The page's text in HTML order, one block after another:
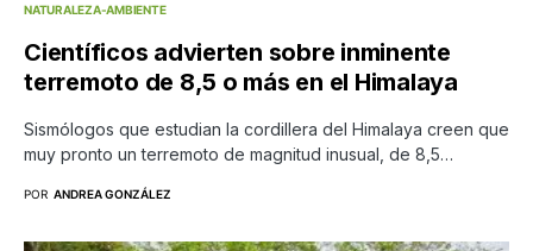
NATURALEZA-AMBIENTE
Científicos advierten sobre inminente
terremoto de 8,5 o más en el Himalaya
Sismólogos que estudian la cordillera del Himalaya creen que
muy pronto un terremoto de magnitud inusual, de 8,5…
POR ANDREA GONZÁLEZ